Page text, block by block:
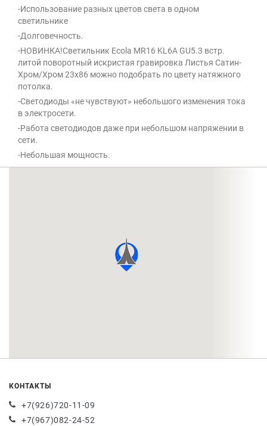
-Использование разных цветов света в одном
светильнике
-Долговечность.
-НОВИНКА!Светильник Ecola MR16 KL6A GU5.3 встр.
литой поворотный искристая гравировка Листья Сатин-
Хром/Хром 23х86 можно подобрать по цвету натяжного
потолка.
-Светодиоды «не чувствуют» небольшого изменения тока
в электросети.
-Работа светодиодов даже при небольшом напряжении в
сети.
-Небольшая мощность.
КОНТАКТЫ
+7(926)720-11-09
+7(967)082-24-52